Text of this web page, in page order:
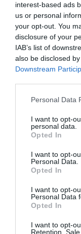
interest-based ads
us or personal
your opt-out. You
disclosure of your
IAB’s list of
also be disclosed
Downstream
Please note that
not limited to your
grant or deny
use your data for
consent section.
Personal Data
I want to opt-
personal data.
Opted In
I want to opt-
Personal Data.
Opted In
I want to opt-
Personal Data
Opted In
I want to opt-
Retention,
A mindennapi
költségek alakulását.
alkatrész vagy egy
hatékony
elhanyagolható.
A jól megválasztott
hanem
a tudatos és
költséghatékonyság
megoldások